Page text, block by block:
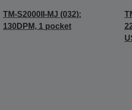
TM-S2000II-MJ (032):
130DPM, 1 pocket